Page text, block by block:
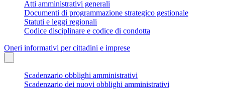
Atti amministrativi generali
Documenti di programmazione strategico gestionale
Statuti e leggi regionali
Codice disciplinare e codice di condotta
Oneri informativi per cittadini e imprese
Scadenzario obblighi amministrativi
Scadenzario dei nuovi obblighi amministrativi